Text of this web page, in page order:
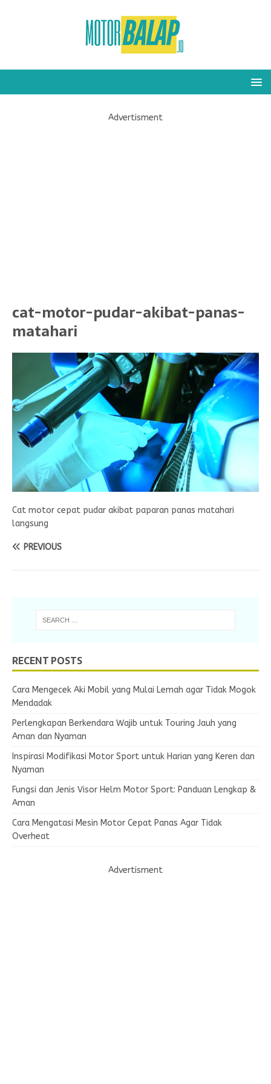
Advertisment
cat-motor-pudar-akibat-panas-
matahari
Cat motor cepat pudar akibat paparan panas matahari
langsung
PREVIOUS
RECENT POSTS
Cara Mengecek Aki Mobil yang Mulai Lemah agar Tidak Mogok
Mendadak
Perlengkapan Berkendara Wajib untuk Touring Jauh yang
Aman dan Nyaman
Inspirasi Modifikasi Motor Sport untuk Harian yang Keren dan
Nyaman
Fungsi dan Jenis Visor Helm Motor Sport: Panduan Lengkap &
Aman
Cara Mengatasi Mesin Motor Cepat Panas Agar Tidak
Overheat
Advertisment